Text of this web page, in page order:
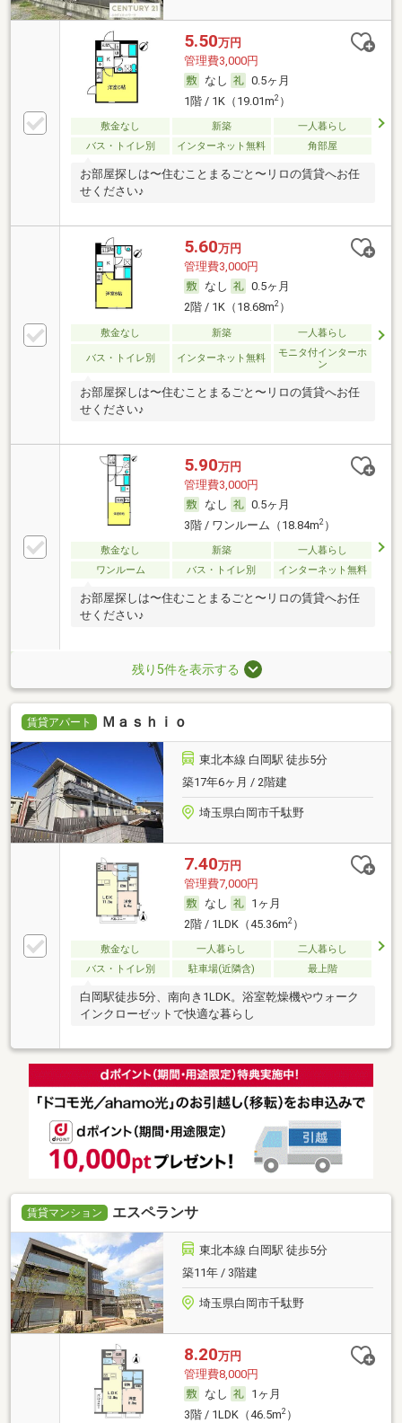
5.50万円
管理費3,000円
なし
0.5ヶ月
1階 / 1K（19.01m2）
敷金なし 新築
一人暮らし
バス・トイレ別
インターネット無料 角部屋
お部屋探しは〜住むことまるごと〜リロの賃貸へお任
せください♪
5.60万円
管理費3,000円
なし
0.5ヶ月
2階 / 1K（18.68m2）
敷金なし 新築 一人暮らし
バス・トイレ別 インターネット無料
モニタ付インターホ
ン
お部屋探しは〜住むことまるごと〜リロの賃貸へお任
せください♪
5.90万円
管理費3,000円
なし
0.5ヶ月
3階 / ワンルーム（18.84m2）
敷金なし 新築
一人暮らし
ワンルーム
バス・トイレ別 インターネット無料
お部屋探しは〜住むことまるごと〜リロの賃貸へお任
せください♪
残り5件を表示する
賃貸アパート Ｍａｓｈｉｏ
東北本線 白岡駅 徒歩5分
築17年6ヶ月 / 2階建
埼玉県白岡市千駄野
7.40万円
管理費7,000円
なし
1ヶ月
2階 / 1LDK（45.36m2）
敷金なし 一人暮らし
二人暮らし
バス・トイレ別
駐車場(近隣含) 最上階
白岡駅徒歩5分、南向き1LDK。浴室乾燥機やウォーク
インクローゼットで快適な暮らし
賃貸マンション エスペランサ
東北本線 白岡駅 徒歩5分
築11年 / 3階建
埼玉県白岡市千駄野
8.20万円
管理費8,000円
なし
1ヶ月
3階 / 1LDK（46.5m2）